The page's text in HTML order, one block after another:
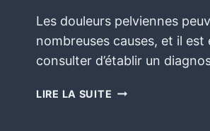
Les douleurs pelviennes
nombreuses causes, et il est
consulter d’établir un
LIRE LA SUITE